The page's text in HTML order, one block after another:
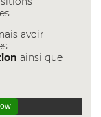
avoir
ainsi que